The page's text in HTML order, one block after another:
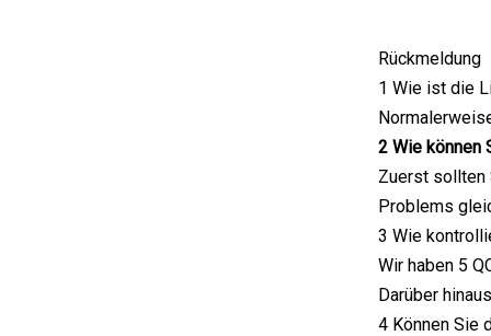
Rückmeldung
1 Wie ist die
2 Wie können
Zuerst sollten
Problems
3 Wie
Wir haben 5
Darüber
4 Können Sie